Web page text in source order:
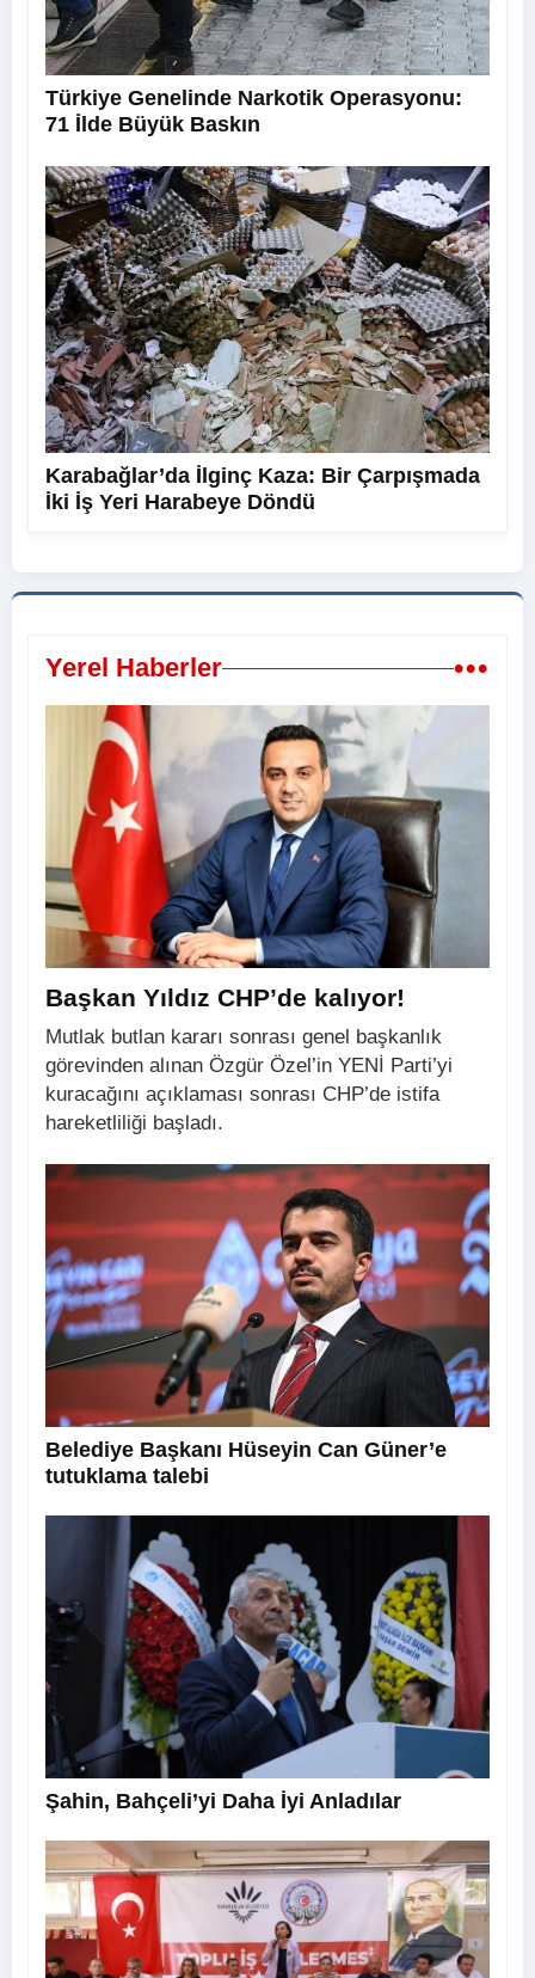
Türkiye Genelinde Narkotik Operasyonu:
71 İlde Büyük Baskın
Karabağlar’da İlginç Kaza: Bir Çarpışmada
İki İş Yeri Harabeye Döndü
Yerel Haberler •••
Başkan Yıldız CHP’de kalıyor!
Mutlak butlan kararı sonrası genel başkanlık
görevinden alınan Özgür Özel’in YENİ Parti’yi
kuracağını açıklaması sonrası CHP’de istifa
hareketliliği başladı.
Belediye Başkanı Hüseyin Can Güner’e
tutuklama talebi
Şahin, Bahçeli’yi Daha İyi Anladılar